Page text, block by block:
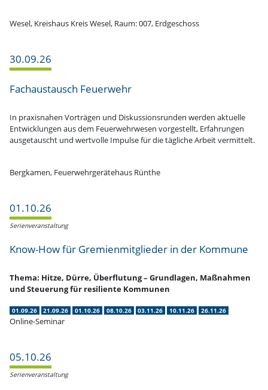
Wesel, Kreishaus Kreis Wesel, Raum: 007, Erdgeschoss
30.09.26
Fachaus­tausch Feuerwehr
In praxis­nahen Vorträgen und Diskus­si­ons­runden werden aktuelle
Entwick­lungen aus dem Feuer­wehr­wesen vorge­stellt, Erfah­rungen
ausge­tauscht und wertvolle Impulse für die tägliche Arbeit vermittelt.
Bergkamen, Feuer­wehr­ge­rä­tehaus Rünthe
01.10.26
Serien­ver­an­staltung
Know-How für Gremi­en­mit­glieder in der Kommune
Thema: Hitze, Dürre, Überflutung – Grund­lagen, Maßnahmen
und Steuerung für resiliente Kommunen
01.09.26 21.09.26 01.10.26 08.10.26 03.11.26 10.11.26 26.11.26
Online-Seminar
05.10.26
Serien­ver­an­staltung